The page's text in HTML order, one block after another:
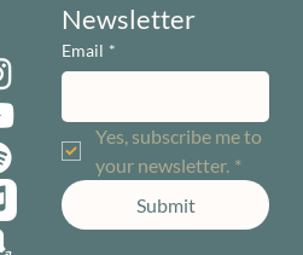
Newsletter
Email *
Yes, subscribe me to
your newsletter. *
Submit